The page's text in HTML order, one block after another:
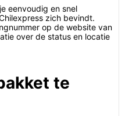
eenvoudig en snel
zich bevindt.
op de website van
over de status en locatie
te